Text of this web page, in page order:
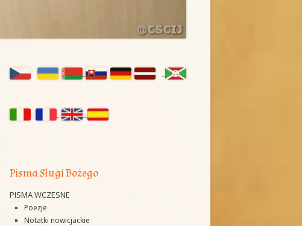
Główny
boczny
Pisma Sługi Bożego
PISMA WCZESNE
Poezje
Notatki nowicjackie